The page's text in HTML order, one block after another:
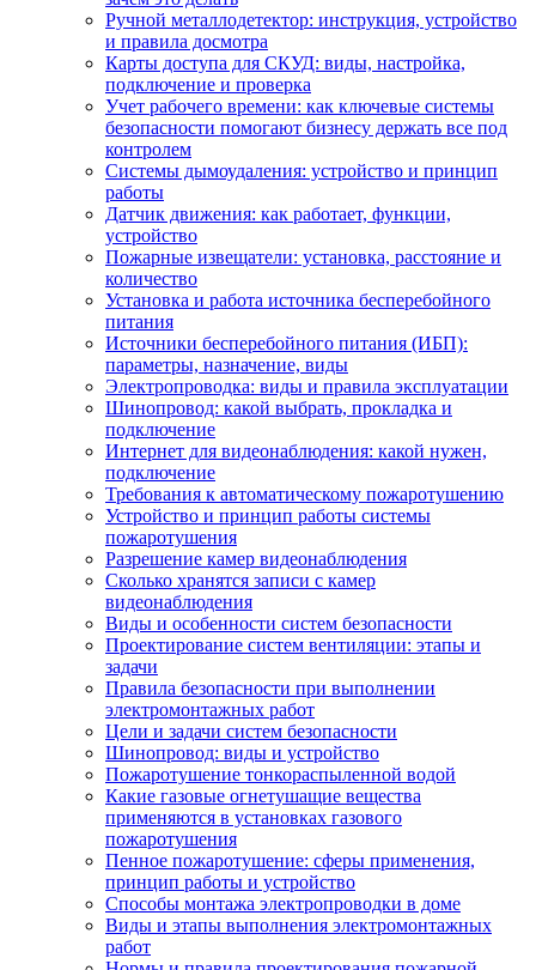
Ручной металлодетектор: инструкция, устройство
и правила досмотра
Карты доступа для СКУД: виды, настройка,
подключение и проверка
Учет рабочего времени: как ключевые системы
безопасности помогают бизнесу держать все под
контролем
Системы дымоудаления: устройство и принцип
работы
Датчик движения: как работает, функции,
устройство
Пожарные извещатели: установка, расстояние и
количество
Установка и работа источника бесперебойного
питания
Источники бесперебойного питания (ИБП):
параметры, назначение, виды
Электропроводка: виды и правила эксплуатации
Шинопровод: какой выбрать, прокладка и
подключение
Интернет для видеонаблюдения: какой нужен,
подключение
Требования к автоматическому пожаротушению
Устройство и принцип работы системы
пожаротушения
Разрешение камер видеонаблюдения
Сколько хранятся записи с камер
видеонаблюдения
Виды и особенности систем безопасности
Проектирование систем вентиляции: этапы и
задачи
Правила безопасности при выполнении
электромонтажных работ
Цели и задачи систем безопасности
Шинопровод: виды и устройство
Пожаротушение тонкораспыленной водой
Какие газовые огнетушащие вещества
применяются в установках газового
пожаротушения
Пенное пожаротушение: сферы применения,
принцип работы и устройство
Способы монтажа электропроводки в доме
Виды и этапы выполнения электромонтажных
работ